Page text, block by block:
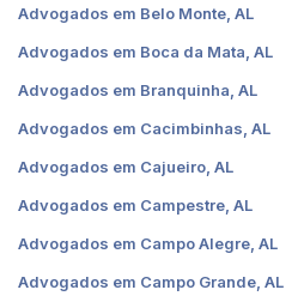
Advogados em Belo Monte, AL
Advogados em Boca da Mata, AL
Advogados em Branquinha, AL
Advogados em Cacimbinhas, AL
Advogados em Cajueiro, AL
Advogados em Campestre, AL
Advogados em Campo Alegre, AL
Advogados em Campo Grande, AL